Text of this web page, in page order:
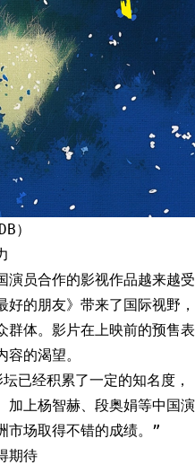
）
演员合作的影视作品越来越受
的朋友》带来了国际视野，
群体。影片在上映前的预售表
的渴望。
已经积累了一定的知名度，
加上杨智赫、段奥娟等中国演
市场取得不错的成绩。”
期待